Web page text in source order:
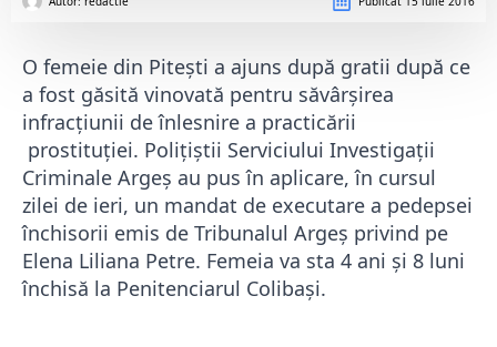
O femeie din Pitești a ajuns după gratii după ce
a fost găsită vinovată pentru săvârşirea
infracţiunii de înlesnire a practicării
prostituţiei. Poliţiştii Serviciului Investigaţii
Criminale Argeş au pus în aplicare, în cursul
zilei de ieri, un mandat de executare a pedepsei
închisorii emis de Tribunalul Argeş privind pe
Elena Liliana Petre. Femeia va sta 4 ani și 8 luni
închisă la Penitenciarul Colibași.